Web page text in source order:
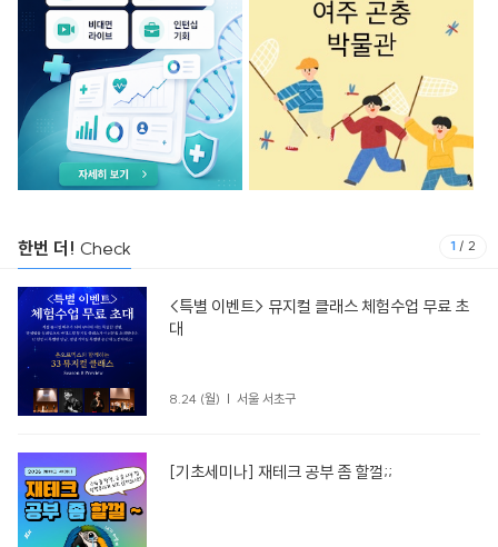
한번 더! Check
<특별 이벤트> 뮤지컬 클래스 체험수업 무료 초
대
8.24 (월) 서울 서초구
[기초세미나] 재테크 공부 좀 할껄;;
1 / 2